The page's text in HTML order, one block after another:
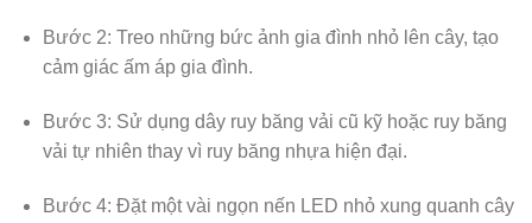
Bước 2: Treo những bức ảnh gia đình nhỏ lên cây, tạo
cảm giác ấm áp gia đình.
Bước 3: Sử dụng dây ruy băng vải cũ kỹ hoặc ruy băng
vải tự nhiên thay vì ruy băng nhựa hiện đại.
Bước 4: Đặt một vài ngọn nến LED nhỏ xung quanh cây